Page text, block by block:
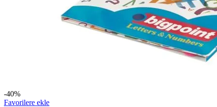
-40%
Favorilere ekle